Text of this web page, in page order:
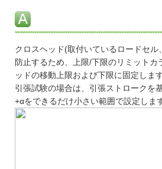
クロスヘッド(取付いているロードセル
防止するため、上限/下限のリミットカ
ッドの移動上限および下限に固定します
引張試験の場合は、引張ストロークを
+αをできるだけ小さい範囲で設定します